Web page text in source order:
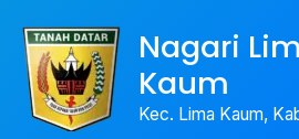
content
Nagari
Kaum
Kec. Lima Kaum,